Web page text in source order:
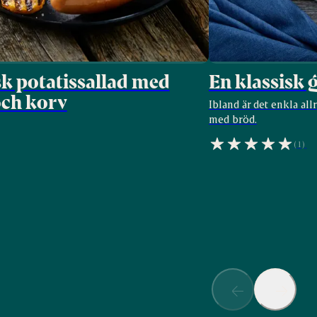
potatissallad med
korv
En klassisk
Ibland är det enkla
med bröd.
(1)